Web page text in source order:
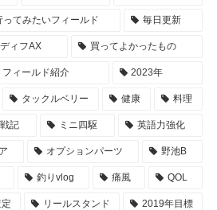
ってみたいフィールド 毎日更新
ィフAX 買ってよかったもの
フィールド紹介 2023年
タックルベリー 健康 料理
記 ミニ四駆 英語力強化
オプションパーツ 野池B
釣りvlog 痛風 QOL
リールスタンド 2019年目標